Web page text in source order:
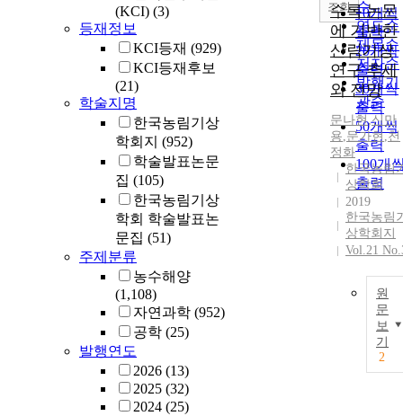
(KCI) (3)
등재정보
KCI등재 (929)
KCI등재후보
(21)
학술지명
한국농림기상
학회지 (952)
학술발표논문
집 (105)
한국농림기상
학회 학술발표논
문집 (51)
주제분류
농수해양
(1,108)
자연과학 (952)
공학 (25)
발행연도
2026 (13)
2025 (32)
2024 (25)
순
연도순
제목순
저자순
발행기
관순
10개씩
출력
20개씩
출력
30개씩
출력
50개씩
출력
100개
출력
조회
수록 논문
에 기반한
산림기상
연구 추세
와 전망
문나현,신만
용,문가현,천
정화
한국농림
상학회
2019
한국농림
상학회지
Vol.21
원
문
보
기
2